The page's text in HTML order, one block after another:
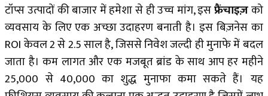
टॉप्स उत्पादों की बाजार में हमेशा से ही उच्च मांग, इसफ्रैंचाइज़को
व्यवसाय के लिए एक अच्छा उदाहरण बनाती है। इस बिज़नेस का
ROI केवल 2 से 2.5 साल है, जिससे निवेश जल्दी ही मुनाफे में बदल
जाता है। कम लागत और एक मजबूत ब्रांड के साथ आप हर महीने
₹25,000 से ₹40,000 का शुद्ध मुनाफा कमा सकते हैं। यह